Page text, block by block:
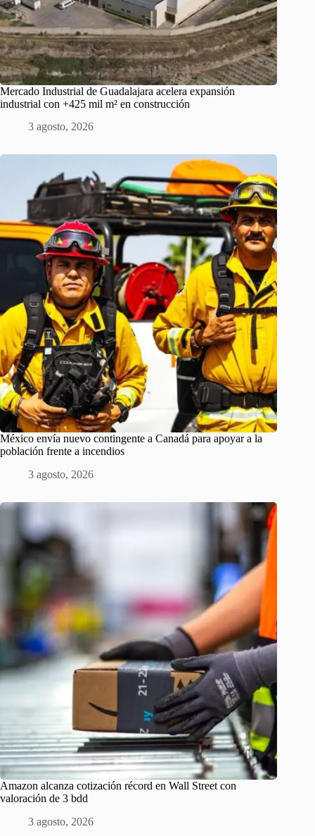
Mercado Industrial de Guadalajara acelera expansión
industrial con +425 mil m² en construcción
3 agosto, 2026
México envía nuevo contingente a Canadá para apoyar a la
población frente a incendios
3 agosto, 2026
Amazon alcanza cotización récord en Wall Street con
valoración de 3 bdd
3 agosto, 2026